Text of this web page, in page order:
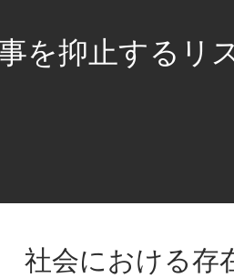
を抑止するリ
社会における存